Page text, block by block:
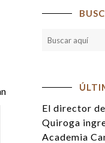
El director
Quiroga
Academia